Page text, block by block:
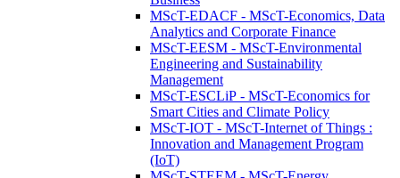
MScT-EDACF - MScT-Economics, Data
Analytics and Corporate Finance
MScT-EESM - MScT-Environmental
Engineering and Sustainability
Management
MScT-ESCLiP - MScT-Economics for
Smart Cities and Climate Policy
MScT-IOT - MScT-Internet of Things :
Innovation and Management Program
(IoT)